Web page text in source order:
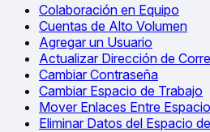
Colaboración en Equipo
Cuentas de Alto Volumen
Agregar un Usuario
Actualizar Dirección de
Cambiar Contraseña
Cambiar Espacio de Trabajo
Mover Enlaces Entre
Eliminar Datos del Espacio